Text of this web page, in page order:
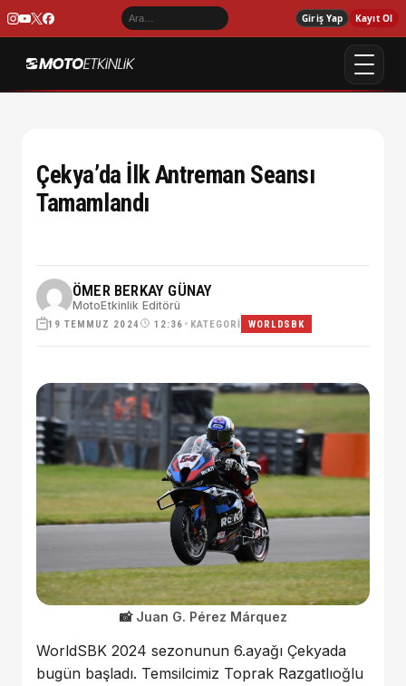
Giriş Yap Kayıt Ol
Çekya’da İlk Antreman Seansı
Tamamlandı
ÖMER BERKAY GÜNAY
MotoEtkinlik Editörü
19 TEMMUZ 2024 12:36 • KATEGORI WORLDSBK
Juan G. Pérez Márquez
WorldSBK 2024 sezonunun 6.ayağı Çekyada
bugün başladı. Temsilcimiz Toprak Razgatlıoğlu